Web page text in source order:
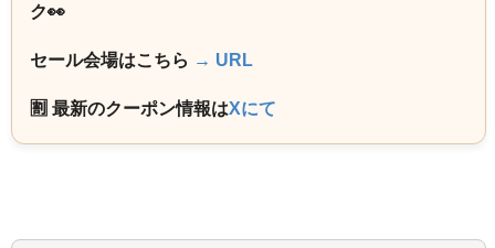
ク👀
セール会場はこちら → URL
🈹 最新のクーポン情報はXにて